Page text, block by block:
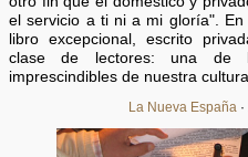
el servicio a ti ni a mi gloría".
libro excepcional, escrito
clase de lectores: una de
imprescindibles de nuestra cultura.
La Nueva España